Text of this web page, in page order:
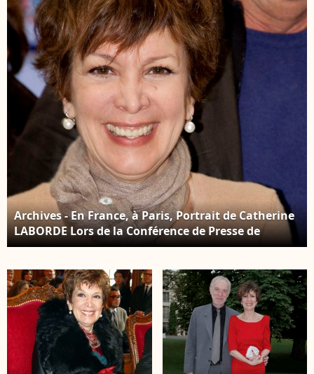
10 février 2016 et qui
sera diffusée le 14
février 2016. © Coadic
Guirec/Bestimage
Christophe Aubert via
Bestimage
Archives - En France, à Paris, Portrait de Catherine
LABORDE Lors de la Conférence de Presse de
lancement de la Vente Genereuse Multi marques
Jean-Jacques Descamps via Bestimage
|CONFERENCE DE PRESSE DE LANCEMENT DE LA
VENTE GENEREUSE MULTI MARQUES AU SIEGE DE
PRICEMINISTER A PARIS